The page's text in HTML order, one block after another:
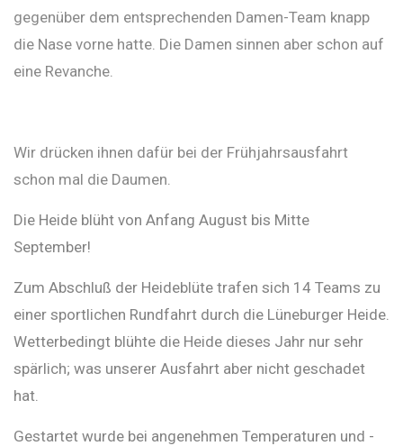
gegenüber dem entsprechenden Damen-Team knapp
die Nase vorne hatte. Die Damen sinnen aber schon auf
eine Revanche.
Wir drücken ihnen dafür bei der Frühjahrsausfahrt
schon mal die Daumen.
Die Heide blüht von Anfang August bis Mitte
September!
Zum Abschluß der Heideblüte trafen sich 14 Teams zu
einer sportlichen Rundfahrt durch die Lüneburger Heide.
Wetterbedingt blühte die Heide dieses Jahr nur sehr
spärlich; was unserer Ausfahrt aber nicht geschadet
hat.
Gestartet wurde bei angenehmen Temperaturen und -